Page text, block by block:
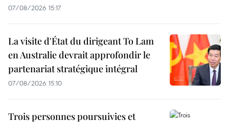
07/08/2026 15:17
La visite d'État du dirigeant To Lam
en Australie devrait approfondir le
partenariat stratégique intégral
07/08/2026 15:10
Trois personnes poursuivies et